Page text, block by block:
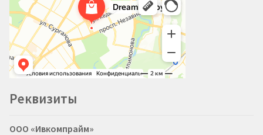
Реквизиты
ООО «Ивкомпрайм»